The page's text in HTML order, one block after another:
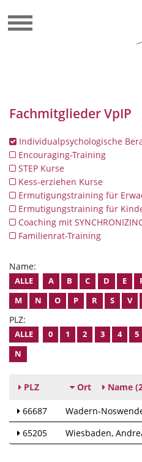
Fachmitglieder VpIP
Individualpsychologische
Encouraging-Training
STEP Kurse
Kess-erziehen Kurse
Ermutigungstraining für
Ermutigungstraining für
Coaching mit
Familienrat-Training
Name:
ALLE A B C D E
M
N O P R S V
PLZ:
ALLE 0 1 2 3 4 5
N
PLZ Ort Name
66687 Wadern-
65205
Wiesbaden